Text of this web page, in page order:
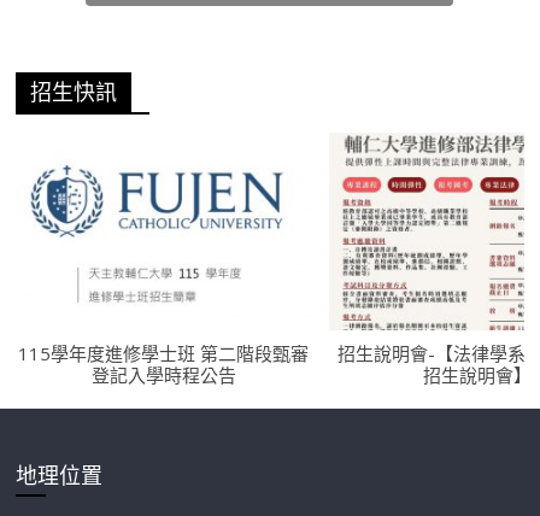
招生快訊
115學年度進修學士班 第二階段甄審
登記入學時程公告
招生說明會-【法律學系
招生說明會】
地理位置